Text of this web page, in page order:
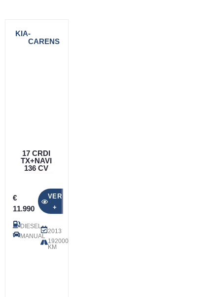
KIA-
CARENS
17 CRDI
TX+NAVI
136 CV
€
11.990
VER
+
DIESEL
MANUAL
2013
192000
KM